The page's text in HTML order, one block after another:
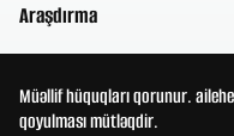
Araşdırma
Müəllif hüquqları qorunur.
qoyulması mütləqdir.